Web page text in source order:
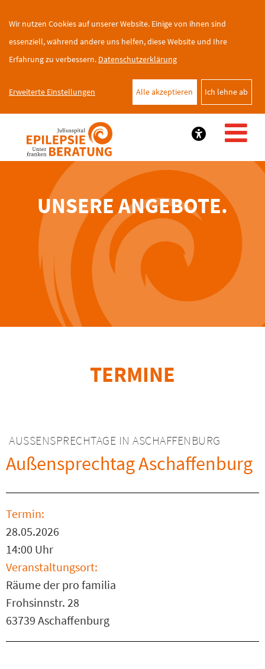
Wir nutzen Cookies auf unserer Website. Einige von ihnen sind
essenziell, während andere uns helfen, diese Website und Ihre
Erfahrung zu verbessern. Datenschutzerklärung
Erweiterte Einstellungen Ich lehne ab
Alle akzeptieren
UNSERE ANGEBOTE.
TERMINE
AUSSENSPRECHTAGE IN ASCHAFFENBURG
Außensprechtag Aschaffenburg
Termin:
28.05.2026
14:00 Uhr
Veranstaltungsort:
Räume der pro familia
Frohsinnstr. 28
63739 Aschaffenburg